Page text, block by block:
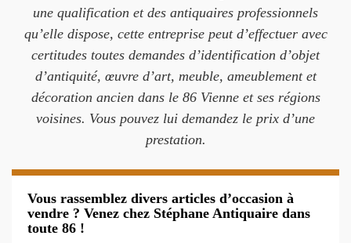
une qualification et des antiquaires professionnels
qu’elle dispose, cette entreprise peut d’effectuer avec
certitudes toutes demandes d’identification d’objet
d’antiquité, œuvre d’art, meuble, ameublement et
décoration ancien dans le 86 Vienne et ses régions
voisines. Vous pouvez lui demandez le prix d’une
prestation.
Vous rassemblez divers articles d’occasion à
vendre ? Venez chez Stéphane Antiquaire dans
toute 86 !